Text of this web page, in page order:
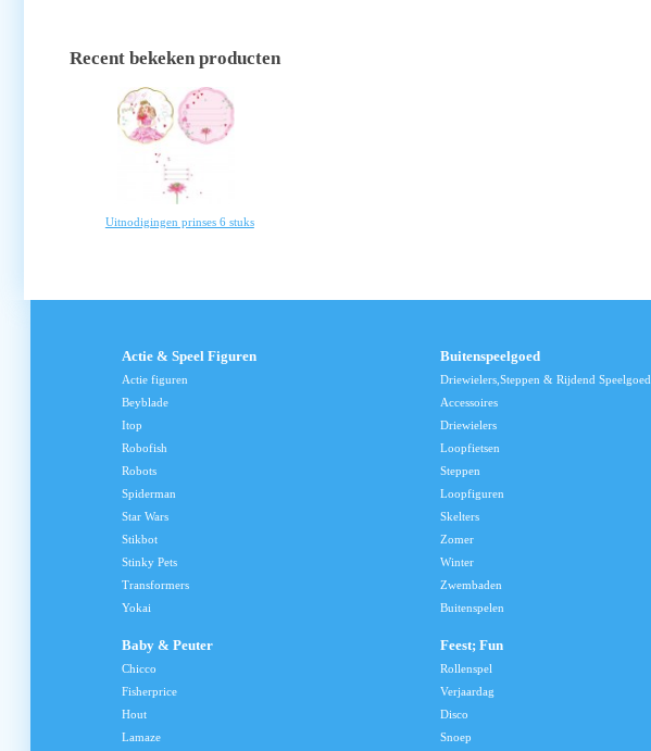
Recent bekeken producten
Uitnodigingen prinses 6 stuks
Actie & Speel Figuren
Actie figuren
Beyblade
Itop
Robofish
Robots
Spiderman
Star Wars
Stikbot
Stinky Pets
Transformers
Yokai
Baby & Peuter
Chicco
Fisherprice
Hout
Lamaze
Buitenspeelgoed
Driewielers,Steppen & Rijdend Speelgoed
Accessoires
Driewielers
Loopfietsen
Steppen
Loopfiguren
Skelters
Zomer
Winter
Zwembaden
Buitenspelen
Feest; Fun
Rollenspel
Verjaardag
Disco
Snoep